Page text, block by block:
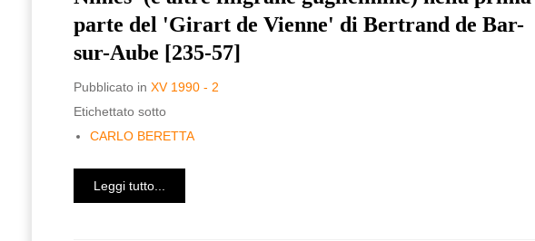
parte del 'Girart de Vienne' di Bertrand de Bar-
sur-Aube [235-57]
Pubblicato in XV 1990 - 2
Etichettato sotto
CARLO BERETTA
Leggi tutto...